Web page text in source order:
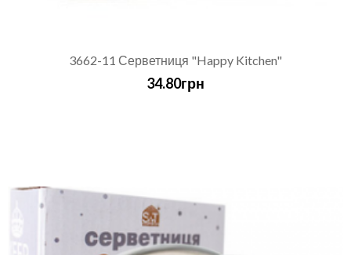
3662-11 Серветниця "Happy Kitchen"
34.80грн